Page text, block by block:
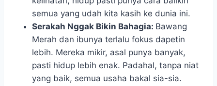
semua yang udah kita kasih ke dunia ini.
Serakah Nggak Bikin Bahagia: Bawang
Merah dan ibunya terlalu fokus dapetin
lebih. Mereka mikir, asal punya banyak,
pasti hidup lebih enak. Padahal, tanpa niat
yang baik, semua usaha bakal sia-sia.